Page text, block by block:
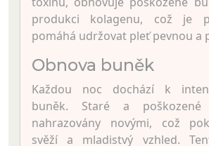
produkci kolagenu, což je
pomáhá udržovat pleť pevnou a
Obnova buněk
Každou noc dochází k
buněk. Staré a
nahrazovány novými, což
svěží a mladistvý vzhled.